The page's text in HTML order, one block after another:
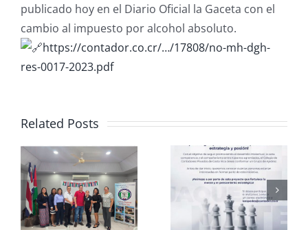
publicado hoy en el Diario Oficial la Gaceta con el
cambio al impuesto por alcohol absoluto.
https://contador.co.cr/…/17808/no-mh-dgh-
res-0017-2023.pdf
Related Posts
Club de
Ajedrez
CCPCR
Informa